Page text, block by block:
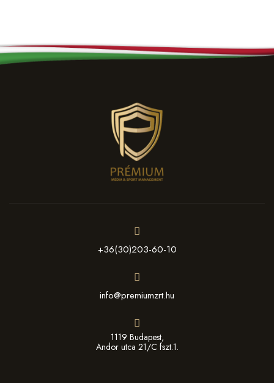
+36(30)203-60-10
info@premiumzrt.hu
1119 Budapest,
Andor utca 21/C fszt.1.